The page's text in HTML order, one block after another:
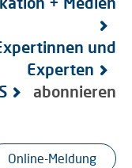
und
Experten
abonnieren
Online-Meldung